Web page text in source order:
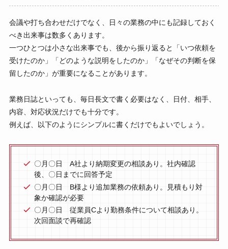
会議や打ち合わせだけでなく、日々の業務の中にも記録しておく
べき出来事は数多くあります。
一つひとつは小さな出来事でも、後から振り返ると「いつ依頼を
受けたのか」「どのような説明をしたのか」「なぜその判断を保
留したのか」が重要になることがあります。
業務日誌といっても、毎日長文で書く必要はなく、日付、相手、
内容、対応状況だけでも十分です。
例えば、以下のようにシンプルに書くだけでもよいでしょう。
〇月〇日 A社より納期変更の相談あり。社内確認
後、〇日までに回答予定
〇月〇日 B様より追加業務の依頼あり。見積もり対
象か確認が必要
〇月〇日 従業員Cより勤務条件について相談あり。
次回面談で再確認